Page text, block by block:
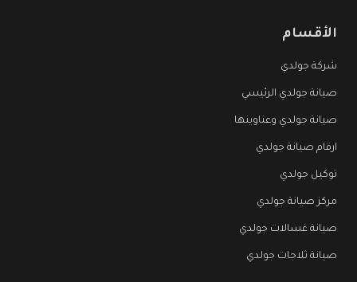
الأقسام
شركة جولدي
صيانة جولدي الرئيسي
صيانة جولدي وعناوينها
ارقام صيانة جولدي
توكيل جولدي
مركز صيانة جولدي
صيانة غسالات جولدي
صيانة ثلاجات جولدي